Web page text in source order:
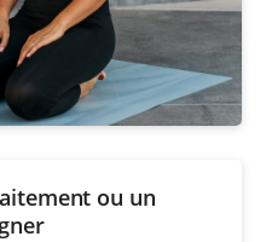
ou un